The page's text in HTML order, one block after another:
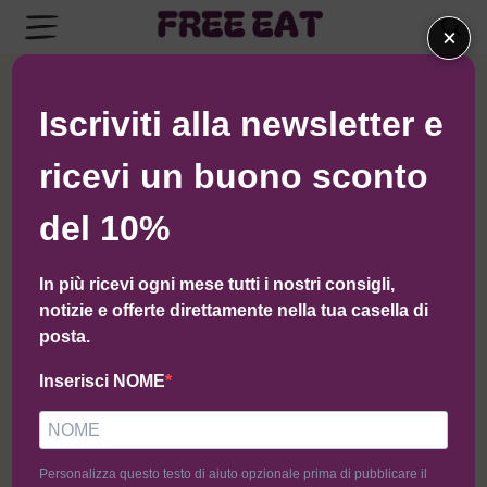
×
Iscriviti alla newsletter e
ricevi un buono sconto
del 10%
In più ricevi ogni mese tutti i nostri consigli,
notizie e offerte direttamente nella tua casella di
posta.
Inserisci NOME
Personalizza questo testo di aiuto opzionale prima di pubblicare il